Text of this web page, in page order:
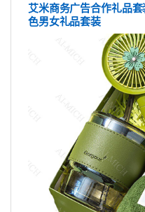
艾米商务广告合作礼品
色男女礼品套装